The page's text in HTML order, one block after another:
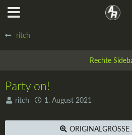
ritch
Party on!
ritch 1. August 2021
ORIGINALGRÖSSE